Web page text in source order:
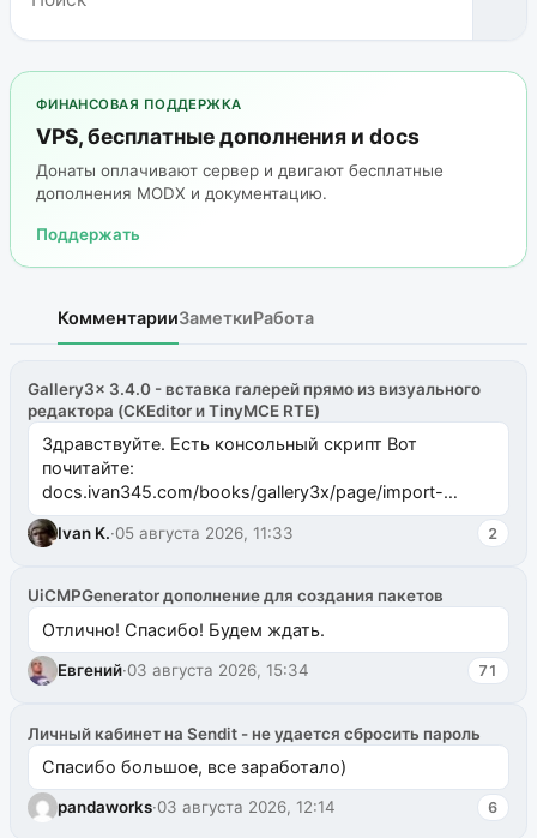
ФИНАНСОВАЯ ПОДДЕРЖКА
VPS, бесплатные дополнения и docs
Донаты оплачивают сервер и двигают бесплатные
дополнения MODX и документацию.
Поддержать
КомментарииЗаметкиРабота
Gallery3x 3.4.0 - вставка галерей прямо из визуального
редактора (CKEditor и TinyMCE RTE)
Здравствуйте. Есть консольный скрипт Вот
почитайте:
docs.ivan345.com/books/gallery3x/page/import-
ms2galleryphp
Ivan K.·05 августа 2026, 11:33 2
UiCMPGenerator дополнение для создания пакетов
Отлично! Спасибо! Будем ждать.
Евгений·03 августа 2026, 15:34 71
Личный кабинет на Sendit - не удается сбросить пароль
Спасибо большое, все заработало)
pandaworks·03 августа 2026, 12:14 6